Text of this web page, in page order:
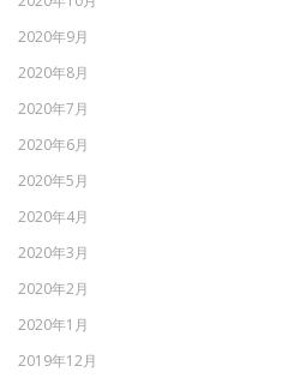
2020年9月
2020年8月
2020年7月
2020年6月
2020年5月
2020年4月
2020年3月
2020年2月
2020年1月
2019年12月